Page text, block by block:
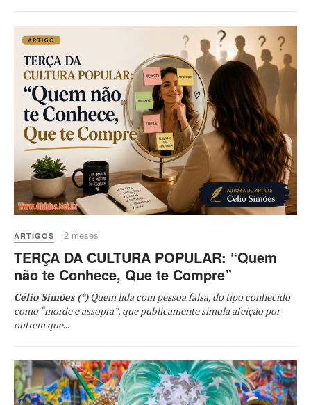
ARTIGOS 2 meses
TERÇA DA CULTURA POPULAR: “Quem
não te Conhece, Que te Compre”
Célio Simões (*) Quem lida com pessoa falsa, do tipo conhecido
como “morde e assopra”, que publicamente simula afeição por
outrem que...